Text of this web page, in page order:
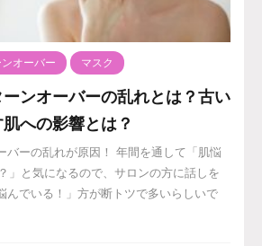
オーバー マスク
ンオーバーの乱れとは？古い
への影響とは？
バーの乱れが原因！ 年間を通して「肌悩
」と気になるので、サロンの方に話しを
んでいる！」方が断トツで多いらしいで